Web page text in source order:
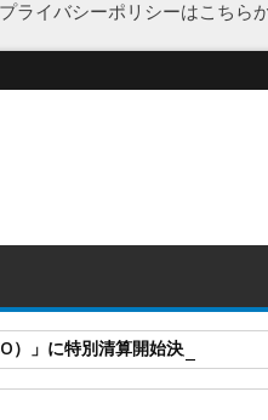
ライバシーポリシーはこちら
）」に特別清算開始決定 事業